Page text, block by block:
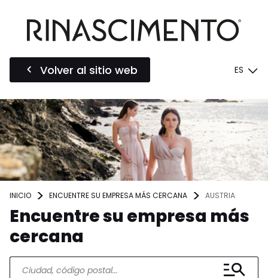
Volver al sitio web ES
INICIO ENCUENTRE SU EMPRESA MÁS CERCANA AUSTRIA
Encuentre su empresa más
cercana